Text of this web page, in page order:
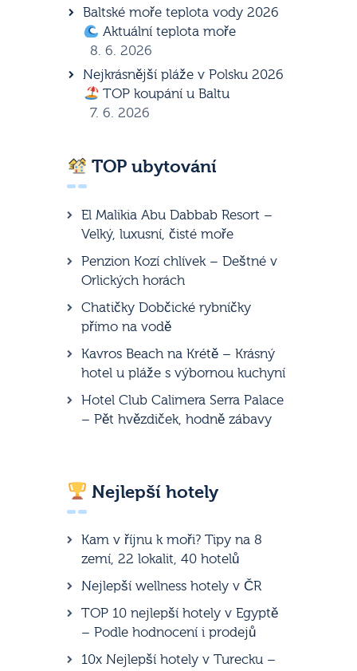
Baltské moře teplota vody 2026
Aktuální teplota moře
8. 6. 2026
Nejkrásnější pláže v Polsku 2026
TOP koupání u Baltu
7. 6. 2026
TOP ubytování
El Malikia Abu Dabbab Resort –
Velký, luxusní, čisté moře
Penzion Kozí chlívek – Deštné v
Orlických horách
Chatičky Dobčické rybníčky
přímo na vodě
Kavros Beach na Krétě – Krásný
hotel u pláže s výbornou kuchyní
Hotel Club Calimera Serra Palace
– Pět hvězdiček, hodně zábavy
Nejlepší hotely
Kam v říjnu k moři? Tipy na 8
zemí, 22 lokalit, 40 hotelů
Nejlepší wellness hotely v ČR
TOP 10 nejlepší hotely v Egyptě
– Podle hodnocení i prodejů
10x Nejlepší hotely v Turecku –